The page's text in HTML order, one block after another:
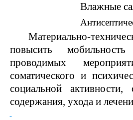
Влажные
Материально-
повысить
проводимых
соматического и
социальной активности,
содержания, ухода и